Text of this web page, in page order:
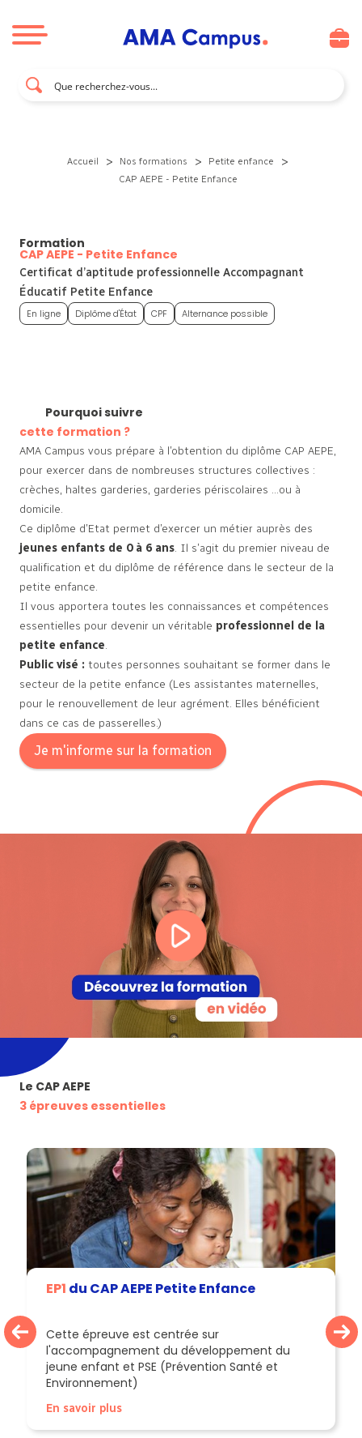
Accueil > Nos formations > Petite enfance >
CAP AEPE - Petite Enfance
Formation
CAP AEPE - Petite Enfance
Certificat d’aptitude professionnelle Accompagnant
Éducatif Petite Enfance
En ligne Diplôme d'État CPF Alternance possible
Pourquoi suivre
cette formation ?
AMA Campus vous prépare à l’obtention du diplôme CAP AEPE,
pour exercer dans de nombreuses structures collectives :
crèches, haltes garderies, garderies périscolaires …ou à
domicile.
Ce diplôme d’Etat permet d’exercer un métier auprès des
jeunes enfants de 0 à 6 ans. Il s’agit du premier niveau de
qualification et du diplôme de référence dans le secteur de la
petite enfance.
Il vous apportera toutes les connaissances et compétences
essentielles pour devenir un véritable professionnel de la
petite enfance.
Public visé : toutes personnes souhaitant se former dans le
secteur de la petite enfance (Les assistantes maternelles,
pour le renouvellement de leur agrément. Elles bénéficient
dans ce cas de passerelles.)
Je m'informe sur la formation
Le CAP AEPE
3 épreuves essentielles
EP1 du CAP AEPE Petite Enfance
Cette épreuve est centrée sur
l'accompagnement du développement du
jeune enfant et PSE (Prévention Santé et
Environnement)
En savoir plus